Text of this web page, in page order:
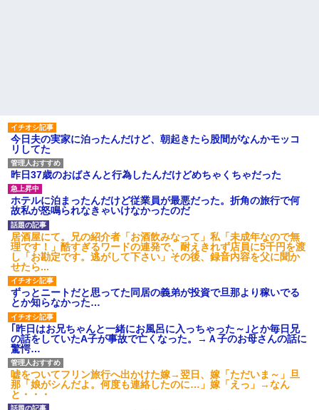
触らないでよ！」キチママ『そ
こに金庫があったから、開けて
みようとしただけ☆』義兄「泥
は出てけ！二度と来るな！」結
果・・・
私「初めて飲む味だけどなん
のお茶？」彼「ちっ！」私「」
【GIF】JSのカンチョーワロ
タ
後続車にクラクションを鳴ら
され彼氏が逆切れ。「何クラク
ション鳴らしてんだ！降りてこ
いよ！」と怒鳴りだし...
【衝撃】報酬100万円超の治験
募集がこちらｗｗｗｗｗ(※画像
あり)
【ネット騒然】惨殺されたタ
ワマン頂き女子のこの動画、す
げえええええｗｗｗｗｗｗｗｗ
ｗｗｗ
【愕然】白のクラウン俺氏、
高速道路左車線を制限速度で走
った結果wwwwwwwwwwww
百年の恋12-899 食べた量を
張り合ってくる
今日夫の実家に泊ったんだけど、朝起きたら股間がなんかモッコ
リしてた
昨日37歳のおばさんと行為したんだけどめちゃくちゃだった
ホテルに泊まったんだけど従業員が最悪だった。折角の旅行で何
故私が怒鳴られなきゃいけなかったのだ
居酒屋にて。兄の紹介者「お酒飲みなって」私「未成年なので無
理です！」酷すぎるワードの連発で、耐えきれず店員に5千円を渡
し「お勘定です。逃がして下さい」その後、録音内容を父に聞か
せたら...
ずっとニートだと思ってた同居の義弟が投資で旦那より稼いでる
とか知らなかった…
｢昨日はお兄ちゃんと一緒にお風呂に入っちゃった～｣とか毎日兄
の話をしていたA子が事故で亡くなった。→Ａ子のお母さんの話に
驚愕…
嘘をついてフリン旅行へ出かけた嫁→翌日、嫁「ただいま～」旦
那「娘がシんだよ。何度も連絡したのに…」嫁「えっ」→なん
と・・・